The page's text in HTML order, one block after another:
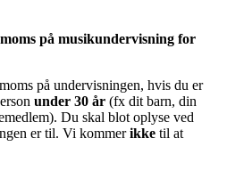
moms på musikundervisning for
moms på undervisningen, hvis du er
under 30 år (fx dit barn, din
Du skal blot oplyse ved
er til. Vi kommerikke til at